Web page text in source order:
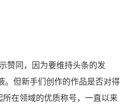
赞同，因为要维持头条的发
。但新手们创作的作品是否对得
在领域的优质称号，一直以来